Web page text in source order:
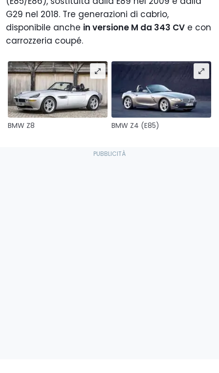
G29 nel 2018. Tre generazioni di cabrio,
disponibile anche in versione M da 343 CV e con
carrozzeria coupé.
BMW Z8 BMW Z4 (E85)